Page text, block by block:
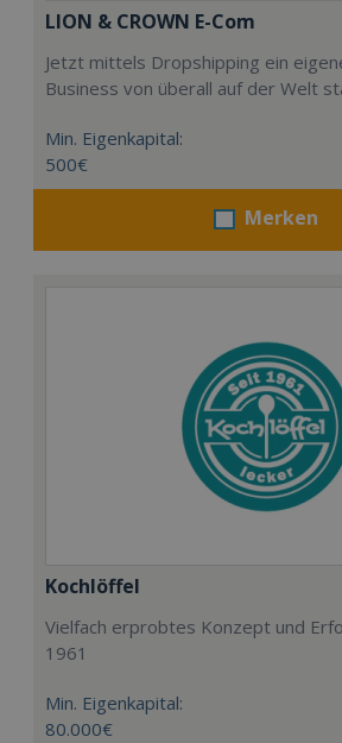
LION & CROWN E-Com
Jetzt mittels Dropshipping ein
Business von überall auf der Welt
Min. Eigenkapital:
500€
Merken
Kochlöffel
Vielfach erprobtes Konzept und
1961
Min. Eigenkapital:
80.000€